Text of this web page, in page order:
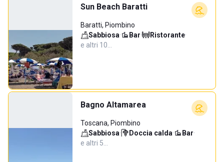
Sun Beach Baratti
Baratti, Piombino
Sabbiosa· Bar· Ristorante·
e altri 10…
Bagno Altamarea
Toscana, Piombino
Sabbiosa· Doccia calda· Bar·
e altri 5…